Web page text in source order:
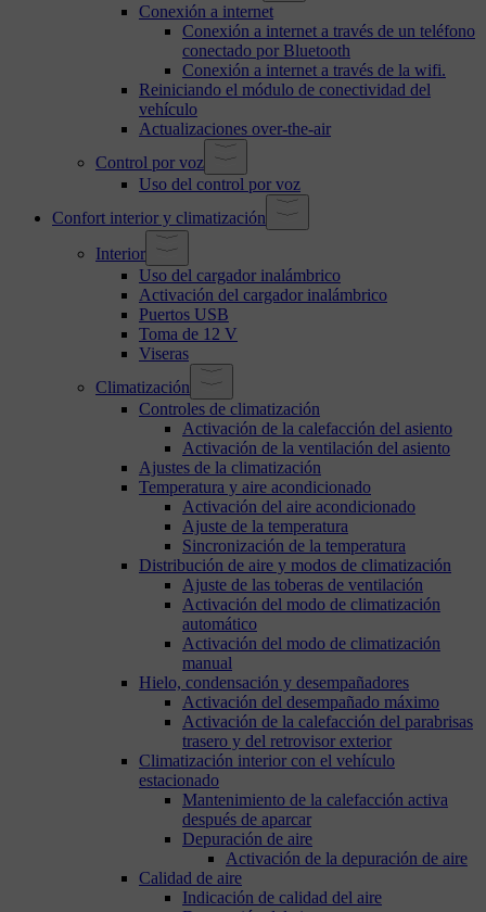
Conexión a internet
Conexión a internet a través de un teléfono
conectado por Bluetooth
Conexión a internet a través de la wifi.
Reiniciando el módulo de conectividad del
vehículo
Actualizaciones over-the-air
Control por voz
Uso del control por voz
Confort interior y climatización
Interior
Uso del cargador inalámbrico
Activación del cargador inalámbrico
Puertos USB
Toma de 12 V
Viseras
Climatización
Controles de climatización
Activación de la calefacción del asiento
Activación de la ventilación del asiento
Ajustes de la climatización
Temperatura y aire acondicionado
Activación del aire acondicionado
Ajuste de la temperatura
Sincronización de la temperatura
Distribución de aire y modos de climatización
Ajuste de las toberas de ventilación
Activación del modo de climatización
automático
Activación del modo de climatización
manual
Hielo, condensación y desempañadores
Activación del desempañado máximo
Activación de la calefacción del parabrisas
trasero y del retrovisor exterior
Climatización interior con el vehículo
estacionado
Mantenimiento de la calefacción activa
después de aparcar
Depuración de aire
Activación de la depuración de aire
Calidad de aire
Indicación de calidad del aire